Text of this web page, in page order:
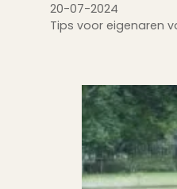
20-07-2024
Tips voor eigenaren